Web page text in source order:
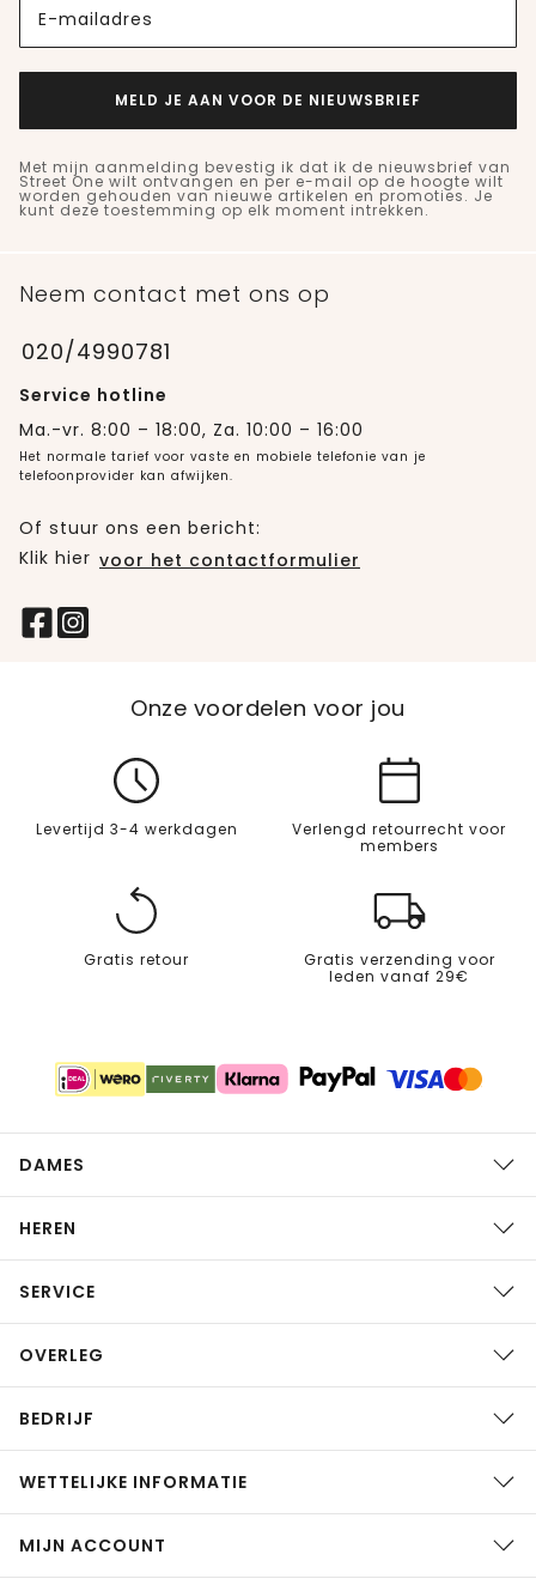
E-mailadres
MELD JE AAN VOOR DE NIEUWSBRIEF
Met mijn aanmelding bevestig ik dat ik de nieuwsbrief van
Street One wilt ontvangen en per e-mail op de hoogte wilt
worden gehouden van nieuwe artikelen en promoties. Je
kunt deze toestemming op elk moment intrekken.
Neem contact met ons op
020/4990781
Service hotline
Ma.-vr. 8:00 – 18:00, Za. 10:00 – 16:00
Het normale tarief voor vaste en mobiele telefonie van je
telefoonprovider kan afwijken.
Of stuur ons een bericht:
Klik hier voor het contactformulier
Onze voordelen voor jou
Levertijd 3-4 werkdagen
Verlengd retourrecht voor
members
Gratis retour
Gratis verzending voor
leden vanaf 29€
DAMES
HEREN
SERVICE
OVERLEG
BEDRIJF
WETTELIJKE INFORMATIE
MIJN ACCOUNT